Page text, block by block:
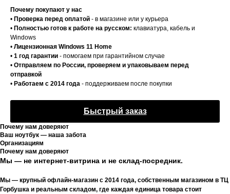
Почему покупают у нас
• Проверка перед оплатой - в магазине или у курьера
• Полностью готов к работе на русском: клавиатура, кабель и
Windows
• Лицензионная Windows 11 Home
• 1 год гарантии - помогаем при гарантийном случае
• Отправляем по России, проверяем и упаковываем перед
отправкой
• Работаем с 2014 года - поддерживаем после покупки
Быстрый заказ
Почему нам доверяют
Ваш ноутбук — наша забота
Организациям
Почему нам доверяют
Мы — не интернет-витрина и не склад-посредник.
Мы — крупный офлайн-магазин с 2014 года, собственным магазином в ТЦ
Горбушка и реальным складом, где каждая единица товара стоит